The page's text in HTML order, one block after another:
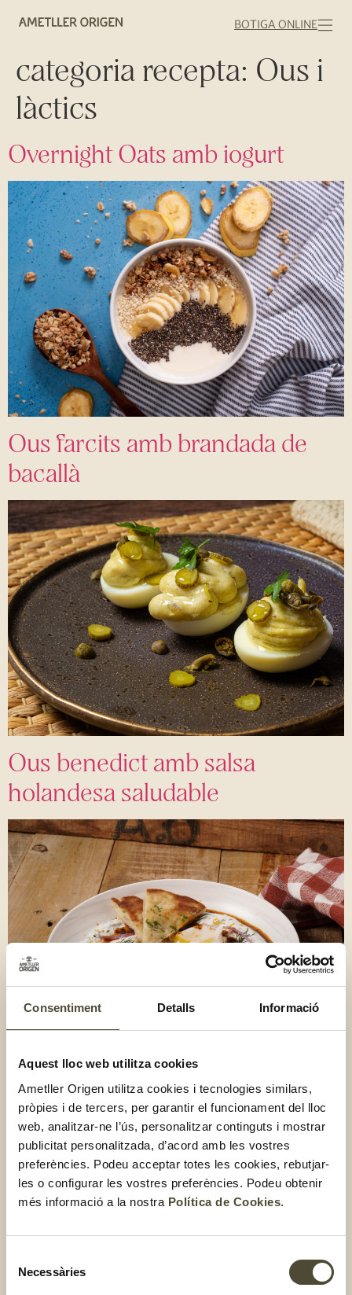
Consentiment Detalls Informació
Aquest lloc web utilitza cookies
Ametller Origen utilitza cookies i tecnologies similars,
pròpies i de tercers, per garantir el funcionament del lloc
web, analitzar-ne l’ús, personalitzar continguts i mostrar
publicitat personalitzada, d’acord amb les vostres
preferències. Podeu acceptar totes les cookies, rebutjar-
les o configurar les vostres preferències. Podeu obtenir
més informació a la nostra Política de Cookies.
Necessàries
BOTIGA ONLINE
categoria recepta: Ous i
làctics
Overnight Oats amb iogurt
Ous farcits amb brandada de
bacallà
Ous benedict amb salsa
holandesa saludable
Truita d’alls tendres amb
sobrassada i formatge Maó